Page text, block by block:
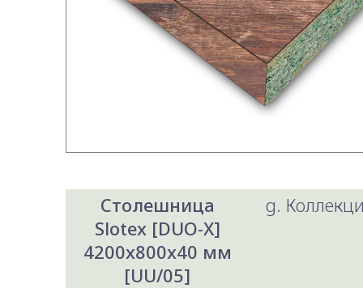
Столешница
Slotex [DUO-X]
4200x800x40 мм
[UU/05]
g.